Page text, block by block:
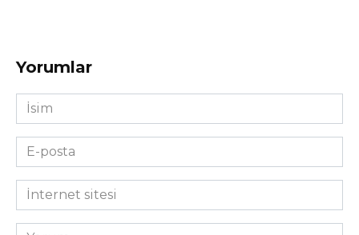
Yorumlar
İsim
*
E-
posta
*İnternet
sitesi
Yorum